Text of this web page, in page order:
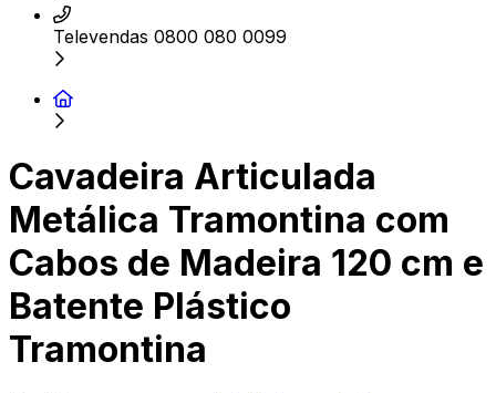
Televendas 0800 080 0099
Cavadeira Articulada
Metálica Tramontina com
Cabos de Madeira 120 cm e
Batente Plástico
Tramontina